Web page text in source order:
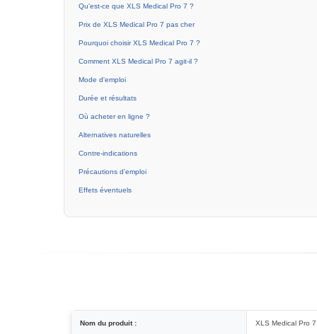
Qu'est-ce que XLS Medical Pro 7 ?
Prix de XLS Medical Pro 7 pas cher
Pourquoi choisir XLS Medical Pro 7 ?
Comment XLS Medical Pro 7 agit-il ?
Mode d'emploi
Durée et résultats
Où acheter en ligne ?
Alternatives naturelles
Contre-indications
Précautions d'emploi
Effets éventuels
Nom du produit : XLS Medical Pro 7